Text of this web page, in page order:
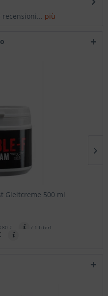
recensioni... più
Gleitcreme 500 ml
€ / 1 Liter)